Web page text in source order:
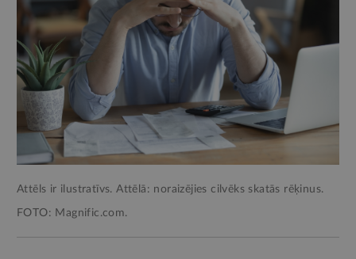
Attēls ir ilustratīvs. Attēlā: noraizējies cilvēks skatās rēķinus.
FOTO: Magnific.com.